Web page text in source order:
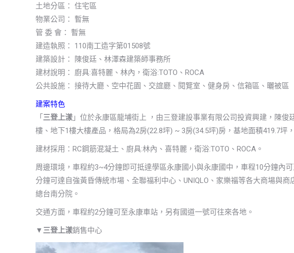
土地分區： 住宅區
物業公司： 暫無
管 委 會： 暫無
建造執照： 110南工造字第01508號
建築設計： 陳俊廷、林澤森建築師事務所
建材說明： 廚具:喜特麗、林內，衛浴:TOTO、ROCA
公共設施： 接待大廳、空中花園、交誼廳、閱覽室、健身房、信箱區、曬被區
建案特色
「 三登上漾 」位於永康區龍埔街上 ，由三登建設事業有限公司投資興建，陳
樓、地下1樓大樓產品，格局為2房(22.8坪) ~ 3房(34.5坪)房，基地面積419.7坪
建材採用：RC鋼筋混凝土、廚具:林內、喜特麗，衛浴:TOTO、ROCA。
周邊環境，車程約3~4分鐘即可抵達學區永康國小與永康國中，車程10分鐘內
分鐘可達自強黃昏傳統市場、全聯福利中心、UNIQLO、家樂福等各大商場與
總台南分院。
交通方面，車程約2分鐘可至永康車站，另有國道一號可往來各地。
▼ 三登上漾銷售中心